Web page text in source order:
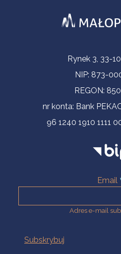
Informacje kontaktowe
Rynek 3, 33-
NIP: 873-
REGON:
nr konta: Bank
96 1240 1910 1111
Email
Adres e-mail